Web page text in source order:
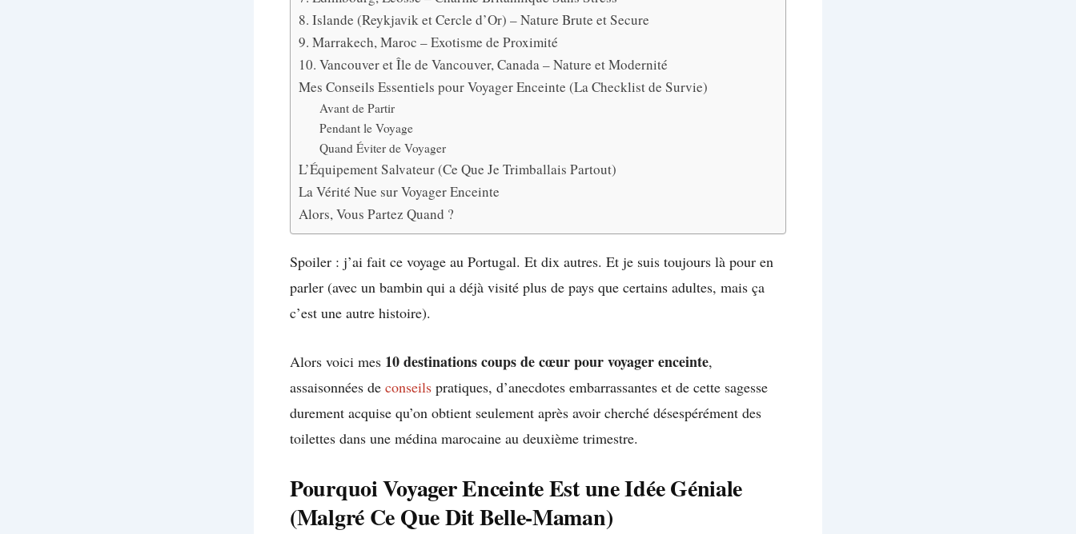
8. Islande (Reykjavik et Cercle d’Or) – Nature Brute et Secure
9. Marrakech, Maroc – Exotisme de Proximité
10. Vancouver et Île de Vancouver, Canada – Nature et Modernité
Mes Conseils Essentiels pour Voyager Enceinte (La Checklist de Survie)
Avant de Partir
Pendant le Voyage
Quand Éviter de Voyager
L’Équipement Salvateur (Ce Que Je Trimballais Partout)
La Vérité Nue sur Voyager Enceinte
Alors, Vous Partez Quand ?
Spoiler : j’ai fait ce voyage au Portugal. Et dix autres. Et je suis toujours là pour en
parler (avec un bambin qui a déjà visité plus de pays que certains adultes, mais ça
c’est une autre histoire).
Alors voici mes 10 destinations coups de cœur pour voyager enceinte,
assaisonnées de conseils pratiques, d’anecdotes embarrassantes et de cette sagesse
durement acquise qu’on obtient seulement après avoir cherché désespérément des
toilettes dans une médina marocaine au deuxième trimestre.
Pourquoi Voyager Enceinte Est une Idée Géniale
(Malgré Ce Que Dit Belle-Maman)